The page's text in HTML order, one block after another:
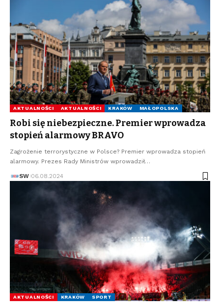
AKTUALNOŚCI AKTUALNOŚCI KRAKÓW MAŁOPOLSKA
Robi się niebezpieczne. Premier wprowadza
stopień alarmowy BRAVO
Zagrożenie terrorystyczne w Polsce? Premier wprowadza stopień
alarmowy. Prezes Rady Ministrów wprowadził…
SW 06.08.2024
AKTUALNOŚCI KRAKÓW SPORT